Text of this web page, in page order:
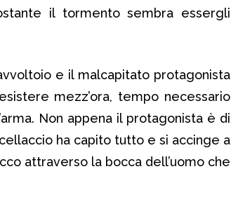
il tormento sembra essergli
e il malcapitato protagonista
mezz’ora, tempo necessario
Non appena il protagonista è di
ha capito tutto e si accinge a
attraverso la bocca dell’uomo che